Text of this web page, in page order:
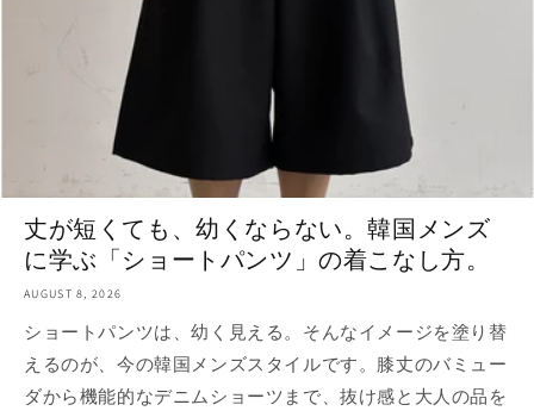
丈が短くても、幼くならない。韓国メンズ
に学ぶ「ショートパンツ」の着こなし方。
AUGUST 8, 2026
ショートパンツは、幼く見える。そんなイメージを塗り替
えるのが、今の韓国メンズスタイルです。膝丈のバミュー
ダから機能的なデニムショーツまで、抜け感と大人の品を